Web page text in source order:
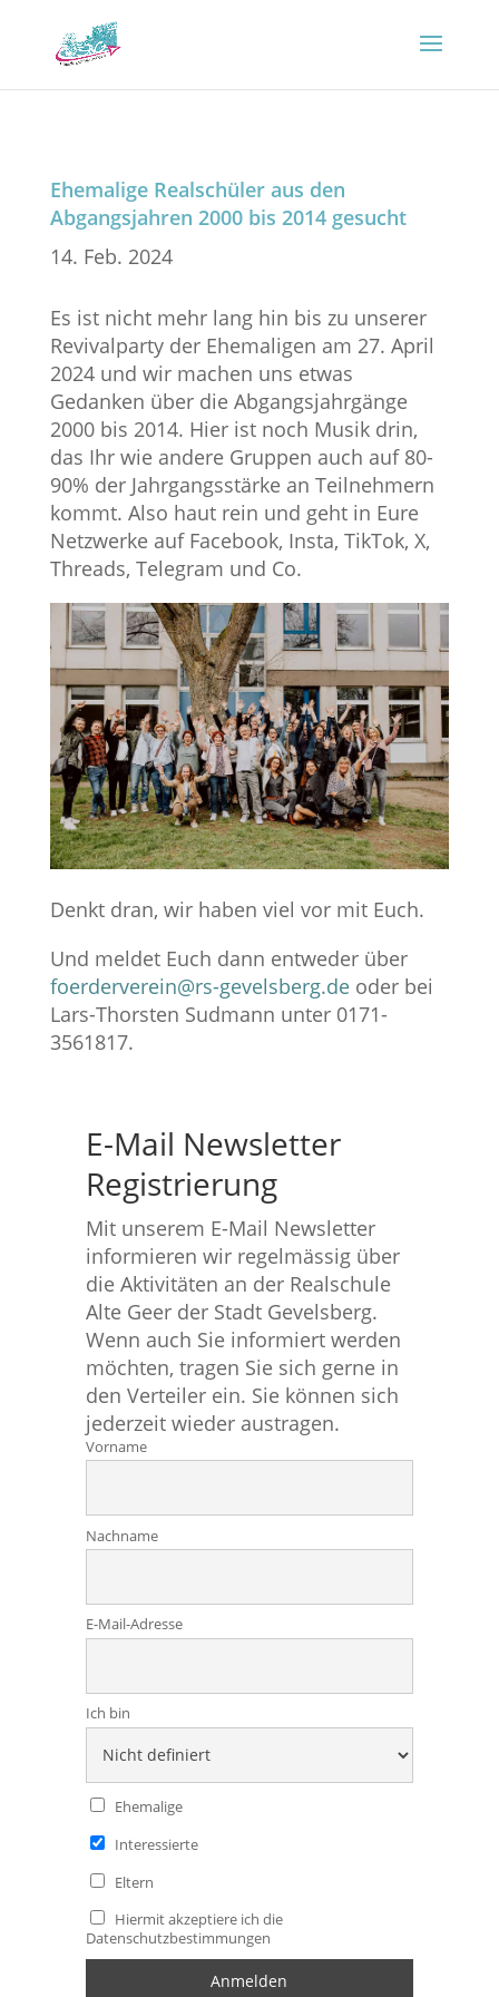
Ehemalige Realschüler aus den
Abgangsjahren 2000 bis 2014 gesucht
14. Feb. 2024
Es ist nicht mehr lang hin bis zu unserer
Revivalparty der Ehemaligen am 27. April
2024 und wir machen uns etwas
Gedanken über die Abgangsjahrgänge
2000 bis 2014. Hier ist noch Musik drin,
das Ihr wie andere Gruppen auch auf 80-
90% der Jahrgangsstärke an Teilnehmern
kommt. Also haut rein und geht in Eure
Netzwerke auf Facebook, Insta, TikTok, X,
Threads, Telegram und Co.
Denkt dran, wir haben viel vor mit Euch.
Und meldet Euch dann entweder über
foerderverein@rs-gevelsberg.deoder bei
Lars-Thorsten Sudmann unter 0171-
3561817.
E-Mail Newsletter
Registrierung
Mit unserem E-Mail Newsletter
informieren wir regelmässig über
die Aktivitäten an der Realschule
Alte Geer der Stadt Gevelsberg.
Wenn auch Sie informiert werden
möchten, tragen Sie sich gerne in
den Verteiler ein. Sie können sich
jederzeit wieder austragen.
Vorname
Nachname
E-Mail-Adresse
Ich bin
Ehemalige
Interessierte
Eltern
Hiermit akzeptiere ich die
Datenschutzbestimmungen